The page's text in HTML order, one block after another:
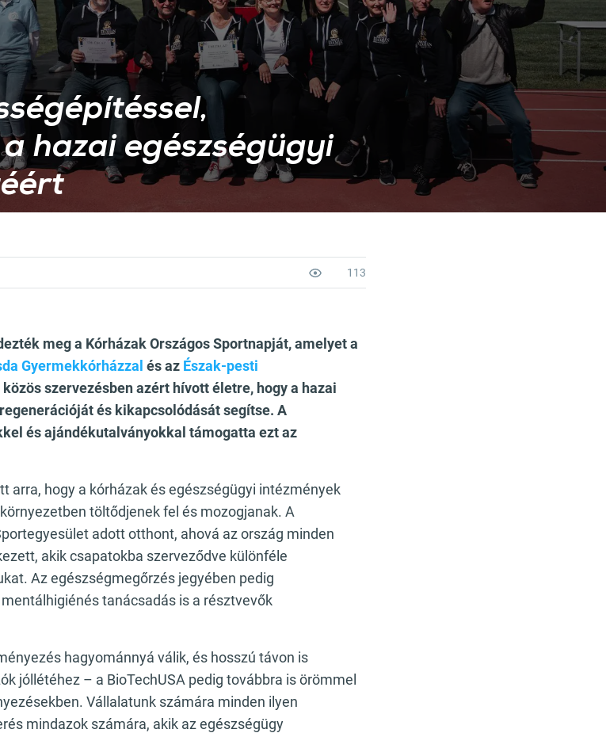
hazai egészségügyi
113
meg a Kórházak Országos Sportnapját, amelyet a
Gyermekkórházzal és az Észak-pesti
közös szervezésben azért hívott életre, hogy a hazai
és kikapcsolódását segítse. A
és ajándékutalványokkal támogatta ezt az
arra, hogy a kórházak és egészségügyi intézmények
töltődjenek fel és mozogjanak. A
adott otthont, ahová az ország minden
akik csapatokba szerveződve különféle
Az egészségmegőrzés jegyében pedig
tanácsadás is a résztvevők
hagyománnyá válik, és hosszú távon is
jóllétéhez – a BioTechUSA pedig továbbra is örömmel
Vállalatunk számára minden ilyen
mindazok számára, akik az egészségügy